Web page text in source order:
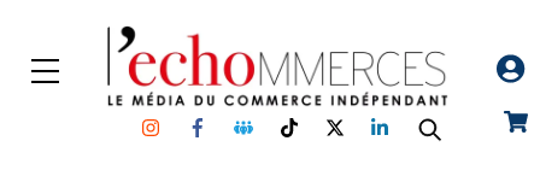
content
Menu
InstagramFacebookGroupe
Facebook
TikTokTwitterLinkedin